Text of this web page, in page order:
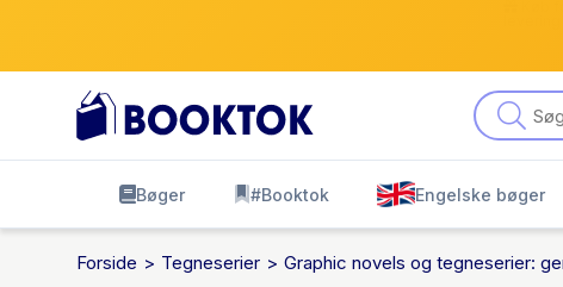
Bøger #Booktok Engelske bøger
Forside Tegneserier Graphic novels og tegneserier: